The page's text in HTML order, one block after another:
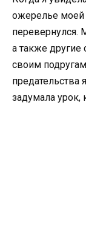
ожерелье
перевернулся.
а также другие
своим
предательства
задумала урок,